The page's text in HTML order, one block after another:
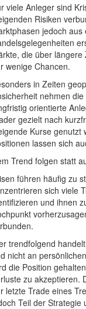
viele Anleger sind
Risiken
jedoch
die über
wenige Chancen.
in Zeiten
nehmen
orientierte
gezielt nach
Kurse genutzt
lassen sich
Trend folgen statt
führen häufig zu
sich viele
und ihnen
trendfolgend
nicht an
die Position
zu akzeptieren.
letzte Trade eines
Teil der Strategie